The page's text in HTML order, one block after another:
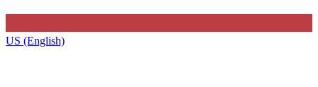
US (English)